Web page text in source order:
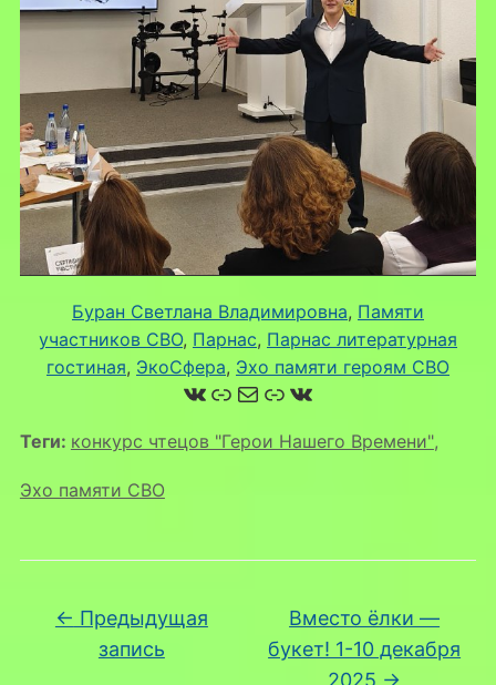
Буран Светлана Владимировна, Памяти
участников СВО, Парнас, Парнас литературная
гостиная, ЭкоСфера, Эхо памяти героям СВО
ВКонтакте
Ссылка
Почта
Ссылка
ВКонтакте
Теги: конкурс чтецов "Герои Нашего Времени",
Эхо памяти СВО
← Предыдущая
запись
Вместо ёлки —
букет! 1-10 декабря
2025 →